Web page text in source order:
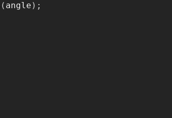
( angle ) ;